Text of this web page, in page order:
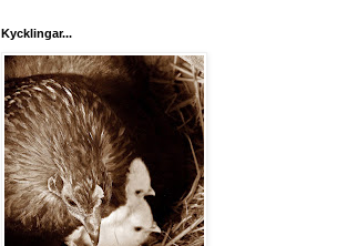
Kycklingar...